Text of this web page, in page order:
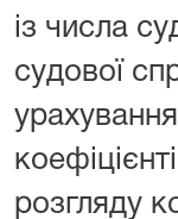
із числа
судової
розгляду